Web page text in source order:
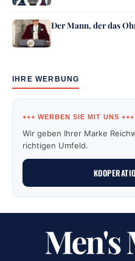
Der Mann, der das
IHRE WERBUNG
+++ WERBEN SIE MIT UNS +++
Wir geben Ihrer Marke
richtigen Umfeld.